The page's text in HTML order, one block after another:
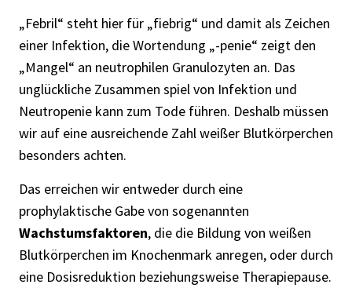
„Febril“ steht hier für „fiebrig“ und damit als Zeichen
einer Infektion, die Wortendung „-penie“ zeigt den
„Mangel“ an neutrophilen Granulozyten an. Das
unglückliche Zusammen spiel von Infektion und
Neutropenie kann zum Tode führen. Deshalb müssen
wir auf eine ausreichende Zahl weißer Blutkörperchen
besonders achten.
Das erreichen wir entweder durch eine
prophylaktische Gabe von sogenannten
Wachstumsfaktoren, die die Bildung von weißen
Blutkörperchen im Knochenmark anregen, oder durch
eine Dosisreduktion beziehungsweise Therapiepause.